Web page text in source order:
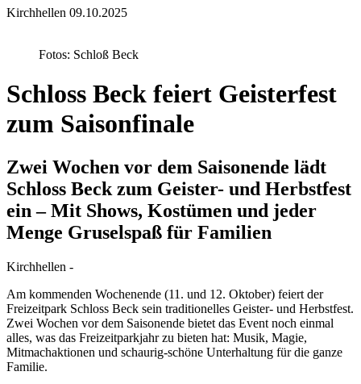
Kirchhellen 09.10.2025
Fotos: Schloß Beck
Schloss Beck feiert Geisterfest
zum Saisonfinale
Zwei Wochen vor dem Saisonende lädt
Schloss Beck zum Geister- und Herbstfest
ein – Mit Shows, Kostümen und jeder
Menge Gruselspaß für Familien
Kirchhellen -
Am kommenden Wochenende (11. und 12. Oktober) feiert der
Freizeitpark Schloss Beck sein traditionelles Geister- und Herbstfest.
Zwei Wochen vor dem Saisonende bietet das Event noch einmal
alles, was das Freizeitparkjahr zu bieten hat: Musik, Magie,
Mitmachaktionen und schaurig-schöne Unterhaltung für die ganze
Familie.